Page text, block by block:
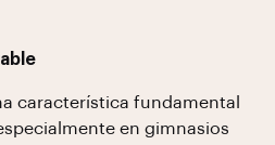
característica fundamental
en gimnasios